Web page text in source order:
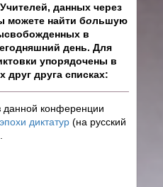
данных через
можете найти большую
в
день. Для
упорядочены в
друга списках:
данной конференции
диктатур (на русский